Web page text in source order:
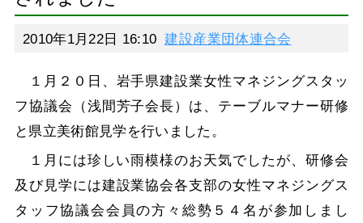
2010年1月22日 16:10 建設産業団体連合会
１月２０日、岩手県建設業女性マネジングスタッ
フ協議会（浅間芳子会長）は、テーブルマナー研修
と県立美術館見学を行いました。
１月には珍しい雨模様のお天気でしたが、研修会
及び見学には建設業協会各支部の女性マネジングス
タッフ協議会会員の方々総勢５４名が参加しまし